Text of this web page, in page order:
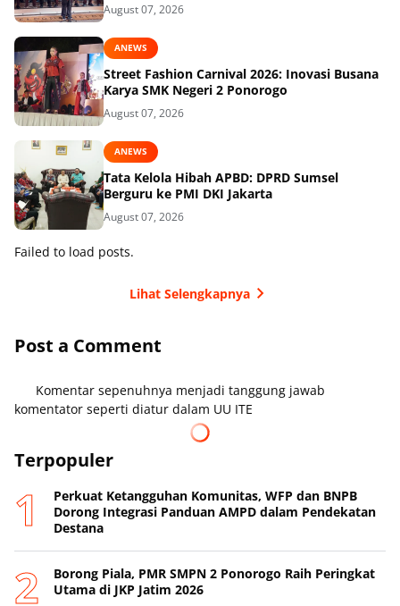
August 07, 2026
ANEWS
Street Fashion Carnival 2026: Inovasi Busana
Karya SMK Negeri 2 Ponorogo
August 07, 2026
ANEWS
Tata Kelola Hibah APBD: DPRD Sumsel
Berguru ke PMI DKI Jakarta
August 07, 2026
Failed to load posts.
Lihat Selengkapnya
Post a Comment
Komentar sepenuhnya menjadi tanggung jawab
komentator seperti diatur dalam UU ITE
Terpopuler
Perkuat Ketangguhan Komunitas, WFP dan BNPB
Dorong Integrasi Panduan AMPD dalam Pendekatan
Destana
Borong Piala, PMR SMPN 2 Ponorogo Raih Peringkat
Utama di JKP Jatim 2026